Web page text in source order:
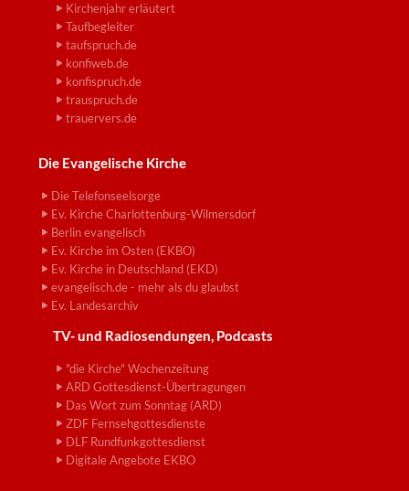
Kirchenjahr erläutert
Taufbegleiter
taufspruch.de
konfiweb.de
konfispruch.de
trauspruch.de
trauervers.de
Die Evangelische Kirche
Die Telefonseelsorge
Ev. Kirche Charlottenburg-Wilmersdorf
Berlin evangelisch
Ev. Kirche im Osten (EKBO)
Ev. Kirche in Deutschland (EKD)
evangelisch.de - mehr als du glaubst
Ev. Landesarchiv
TV- und Radiosendungen, Podcasts
"die Kirche" Wochenzeitung
ARD Gottesdienst-Übertragungen
Das Wort zum Sonntag (ARD)
ZDF Fernsehgottesdienste
DLF Rundfunkgottesdienst
Digitale Angebote EKBO